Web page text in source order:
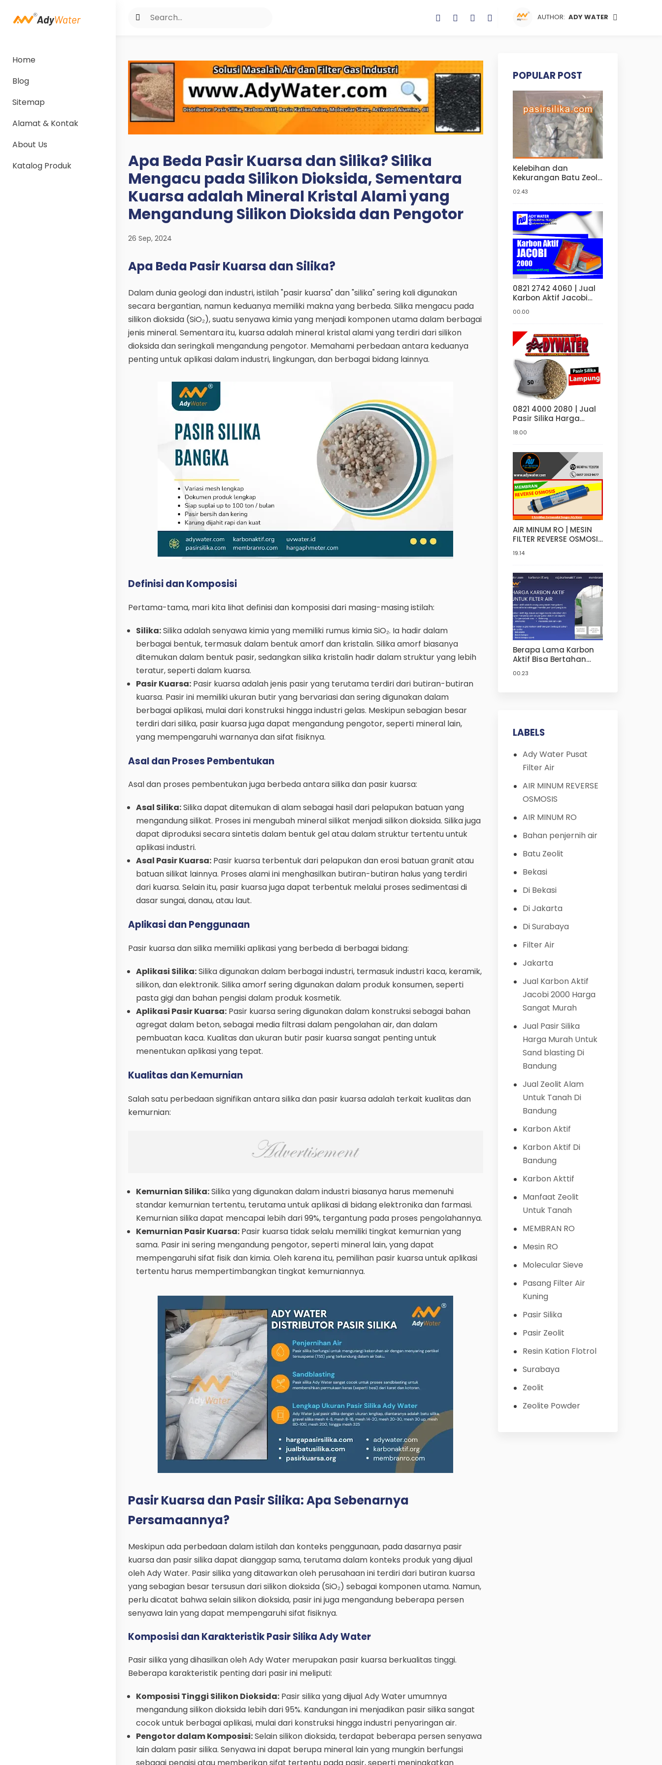
AUTHOR: ADY WATER
Home
Blog
Sitemap
Alamat & Kontak
About Us
Katalog Produk
Apa Beda Pasir Kuarsa dan Silika? Silika
Mengacu pada Silikon Dioksida, Sementara
Kuarsa adalah Mineral Kristal Alami yang
Mengandung Silikon Dioksida dan Pengotor
26 Sep, 2024
Apa Beda Pasir Kuarsa dan Silika?
Dalam dunia geologi dan industri, istilah "pasir kuarsa" dan "silika" sering kali digunakan
secara bergantian, namun keduanya memiliki makna yang berbeda. Silika mengacu pada
silikon dioksida (SiO₂), suatu senyawa kimia yang menjadi komponen utama dalam berbagai
jenis mineral. Sementara itu, kuarsa adalah mineral kristal alami yang terdiri dari silikon
dioksida dan seringkali mengandung pengotor. Memahami perbedaan antara keduanya
penting untuk aplikasi dalam industri, lingkungan, dan berbagai bidang lainnya.
Definisi dan Komposisi
Pertama-tama, mari kita lihat definisi dan komposisi dari masing-masing istilah:
Silika:Silika adalah senyawa kimia yang memiliki rumus kimia SiO₂. Ia hadir dalam
berbagai bentuk, termasuk dalam bentuk amorf dan kristalin. Silika amorf biasanya
ditemukan dalam bentuk pasir, sedangkan silika kristalin hadir dalam struktur yang lebih
teratur, seperti dalam kuarsa.
Pasir Kuarsa: Pasir kuarsa adalah jenis pasir yang terutama terdiri dari butiran-butiran
kuarsa. Pasir ini memiliki ukuran butir yang bervariasi dan sering digunakan dalam
berbagai aplikasi, mulai dari konstruksi hingga industri gelas. Meskipun sebagian besar
terdiri dari silika, pasir kuarsa juga dapat mengandung pengotor, seperti mineral lain,
yang mempengaruhi warnanya dan sifat fisiknya.
Asal dan Proses Pembentukan
Asal dan proses pembentukan juga berbeda antara silika dan pasir kuarsa:
Asal Silika:Silika dapat ditemukan di alam sebagai hasil dari pelapukan batuan yang
mengandung silikat. Proses ini mengubah mineral silikat menjadi silikon dioksida. Silika juga
dapat diproduksi secara sintetis dalam bentuk gel atau dalam struktur tertentu untuk
aplikasi industri.
Asal Pasir Kuarsa: Pasir kuarsa terbentuk dari pelapukan dan erosi batuan granit atau
batuan silikat lainnya. Proses alami ini menghasilkan butiran-butiran halus yang terdiri
dari kuarsa. Selain itu, pasir kuarsa juga dapat terbentuk melalui proses sedimentasi di
dasar sungai, danau, atau laut.
Aplikasi dan Penggunaan
Pasir kuarsa dan silika memiliki aplikasi yang berbeda di berbagai bidang:
Aplikasi Silika:Silika digunakan dalam berbagai industri, termasuk industri kaca, keramik,
silikon, dan elektronik. Silika amorf sering digunakan dalam produk konsumen, seperti
pasta gigi dan bahan pengisi dalam produk kosmetik.
Aplikasi Pasir Kuarsa: Pasir kuarsa sering digunakan dalam konstruksi sebagai bahan
agregat dalam beton, sebagai media filtrasi dalam pengolahan air, dan dalam
pembuatan kaca. Kualitas dan ukuran butir pasir kuarsa sangat penting untuk
menentukan aplikasi yang tepat.
Kualitas dan Kemurnian
Salah satu perbedaan signifikan antara silika dan pasir kuarsa adalah terkait kualitas dan
kemurnian:
Kemurnian Silika:Silika yang digunakan dalam industri biasanya harus memenuhi
standar kemurnian tertentu, terutama untuk aplikasi di bidang elektronika dan farmasi.
Kemurnian silika dapat mencapai lebih dari 99%, tergantung pada proses pengolahannya.
Kemurnian Pasir Kuarsa: Pasir kuarsa tidak selalu memiliki tingkat kemurnian yang
sama. Pasir ini sering mengandung pengotor, seperti mineral lain, yang dapat
mempengaruhi sifat fisik dan kimia. Oleh karena itu, pemilihan pasir kuarsa untuk aplikasi
tertentu harus mempertimbangkan tingkat kemurniannya.
Pasir Kuarsa dan Pasir Silika: Apa Sebenarnya
Persamaannya?
Meskipun ada perbedaan dalam istilah dan konteks penggunaan, pada dasarnya pasir
kuarsa dan pasir silika dapat dianggap sama, terutama dalam konteks produk yang dijual
oleh Ady Water. Pasir silika yang ditawarkan oleh perusahaan ini terdiri dari butiran kuarsa
yang sebagian besar tersusun dari silikon dioksida (SiO₂) sebagai komponen utama. Namun,
perlu dicatat bahwa selain silikon dioksida, pasir ini juga mengandung beberapa persen
senyawa lain yang dapat mempengaruhi sifat fisiknya.
Komposisi dan Karakteristik Pasir Silika Ady Water
Pasir silika yang dihasilkan oleh Ady Water merupakan pasir kuarsa berkualitas tinggi.
Beberapa karakteristik penting dari pasir ini meliputi:
Komposisi Tinggi Silikon Dioksida: Pasir silika yang dijual Ady Water umumnya
mengandung silikon dioksida lebih dari 95%. Kandungan ini menjadikan pasir silika sangat
cocok untuk berbagai aplikasi, mulai dari konstruksi hingga industri penyaringan air.
Pengotor dalam Komposisi:Selain silikon dioksida, terdapat beberapa persen senyawa
lain dalam pasir silika. Senyawa ini dapat berupa mineral lain yang mungkin berfungsi
POPULAR POST
Kelebihan dan
Kekurangan Batu Zeolit
Zeolit Aquarium Ady
02.43
0821 2742 4060 | Jual
Karbon Aktif Jacobi
2000 Harga Sangat
Murah | Karbon Aktif Di
Surabaya | Bekasi
00.00
0821 4000 2080 | Jual
Pasir Silika Harga
blasting Di Bandung |
18.00
AIR MINUM RO | MESIN
FILTER REVERSE OSMOSIS
ADY WATER
19.14
Berapa Lama Karbon
Aktif Bisa Bertahan
Umumnya 1 tahun
00.23
LABELS
Ady Water Pusat
Filter Air
AIR MINUM REVERSE
OSMOSIS
AIR MINUM RO
Bahan penjernih air
Batu Zeolit
Bekasi
Di Bekasi
Di Jakarta
Di Surabaya
Filter Air
Jakarta
Jual Karbon Aktif
Jacobi 2000 Harga
Sangat Murah
Jual Pasir Silika
Harga Murah Untuk
Sand blasting Di
Bandung
Jual Zeolit Alam
Untuk Tanah Di
Bandung
Karbon Aktif
Karbon Aktif Di
Bandung
Karbon Akttif
Manfaat Zeolit
Untuk Tanah
MEMBRAN RO
Mesin RO
Molecular Sieve
Pasang Filter Air
Kuning
Pasir Silika
Pasir Zeolit
Resin Kation Flotrol
Surabaya
Zeolit
Zeolite Powder